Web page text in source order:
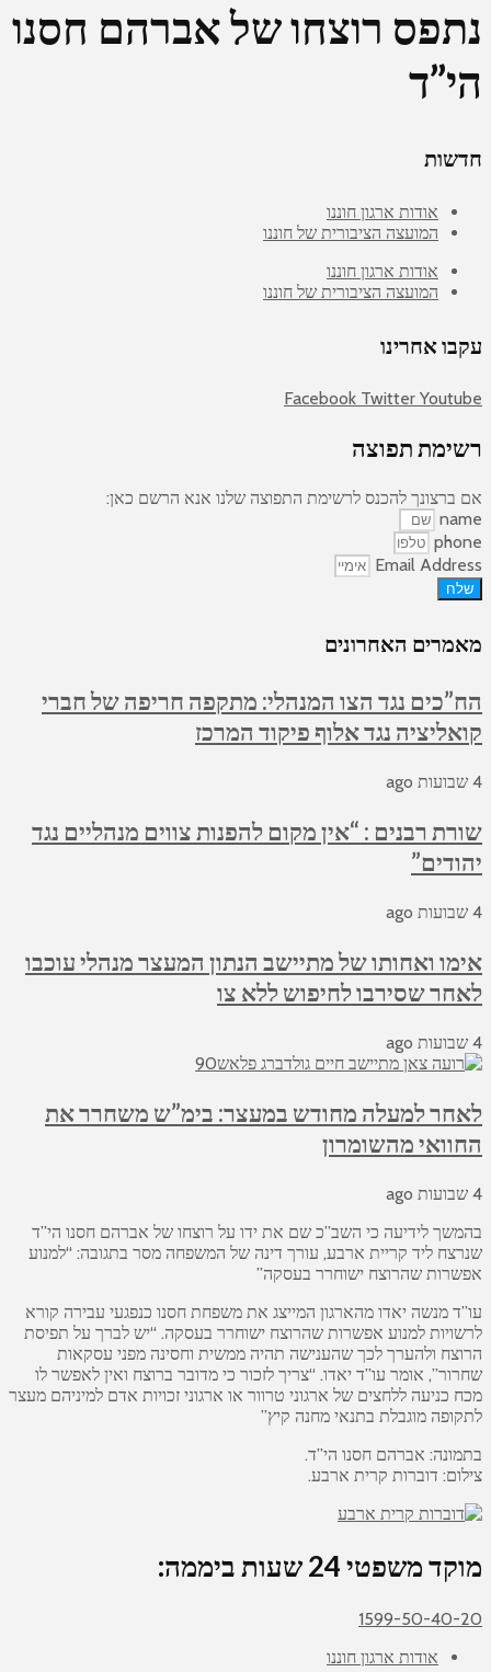
נתפס רוצחו של אברהם חסנו
הי”ד
חדשות
אודות ארגון חוננו
המועצה הציבורית של חוננו
אודות ארגון חוננו
המועצה הציבורית של חוננו
עקבו אחרינו
Facebook Twitter Youtube
רשימת תפוצה
אם ברצונך להכנס לרשימת התפוצה שלנו אנא הרשם כאן:
name
phone
Email Address
שלח
מאמרים האחרונים
הח”כים נגד הצו המנהלי: מתקפה חריפה של חברי
קואליציה נגד אלוף פיקוד המרכז
4 שבועות ago
שורת רבנים : “אין מקום להפנות צווים מנהליים נגד
יהודים”
4 שבועות ago
אימו ואחותו של מתיישב הנתון המעצר מנהלי עוכבו
לאחר שסירבו לחיפוש ללא צו
4 שבועות ago
לאחר למעלה מחודש במעצר: בימ”ש משחרר את
החוואי מהשומרון
4 שבועות ago
בהמשך לידיעה כי השב”כ שם את ידו על רוצחו של אברהם חסנו הי”ד
שנרצח ליד קריית ארבע, עורך דינה של המשפחה מסר בתגובה: “למנוע
אפשרות שהרוצח ישוחרר בעסקה”
עו”ד מנשה יאדו מהארגון המייצג את משפחת חסנו כנפגעי עבירה קורא
לרשויות למנוע אפשרות שהרוצח ישוחרר בעסקה. “יש לברך על תפיסת
הרוצח ולהערך לכך שהענישה תהיה ממשית וחסינה מפני עסקאות
שחרור”, אומר עו”ד יאדו. “צריך לזכור כי מדובר ברוצח ואין לאפשר לו
מכח כניעה ללחצים של ארגוני טרוור או ארגוני זכויות אדם למיניהם מעצר
לתקופה מוגבלת בתנאי מחנה קיץ”
בתמונה: אברהם חסנו הי”ד.
צילום: דוברות קרית ארבע.
מוקד משפטי 24 שעות ביממה:
1599-50-40-20
אודות ארגון חוננו